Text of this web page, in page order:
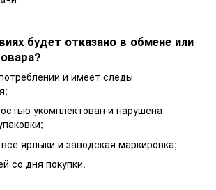
будет отказано в обмене или
и имеет следы
укомплектован и нарушена
ярлыки и заводская маркировка;
со дня покупки.